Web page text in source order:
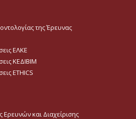
της Έρευνας
ΕΛΚΕ
ΚΕΔΙΒΙΜ
ETHICS
Ερευνών και Διαχείρισης